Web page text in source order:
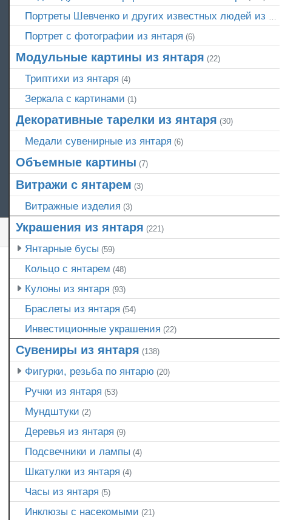
Портреты Шевченко и других известных людей из янтаря
Портрет c фотографии из янтаря (6)
Модульные картины из янтаря (22)
Триптихи из янтаря (4)
Зеркала с картинами (1)
Декоративные тарелки из янтаря (30)
Медали сувенирные из янтаря (6)
Объемные картины (7)
Витражи с янтарем (3)
Витражные изделия (3)
Украшения из янтаря (221)
Янтарные бусы (59)
Кольцо с янтарем (48)
Кулоны из янтаря (93)
Браслеты из янтаря (54)
Инвестиционные украшения (22)
Сувениры из янтаря (138)
Фигурки, резьба по янтарю (20)
Ручки из янтаря (53)
Мундштуки (2)
Деревья из янтаря (9)
Подсвечники и лампы (4)
Шкатулки из янтаря (4)
Часы из янтаря (5)
Инклюзы с насекомыми (21)